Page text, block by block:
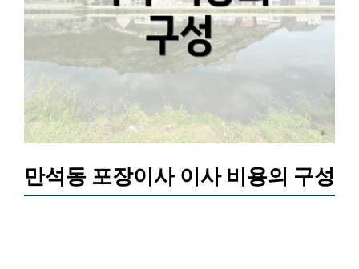
만석동 포장이사 이사 비용의 구성